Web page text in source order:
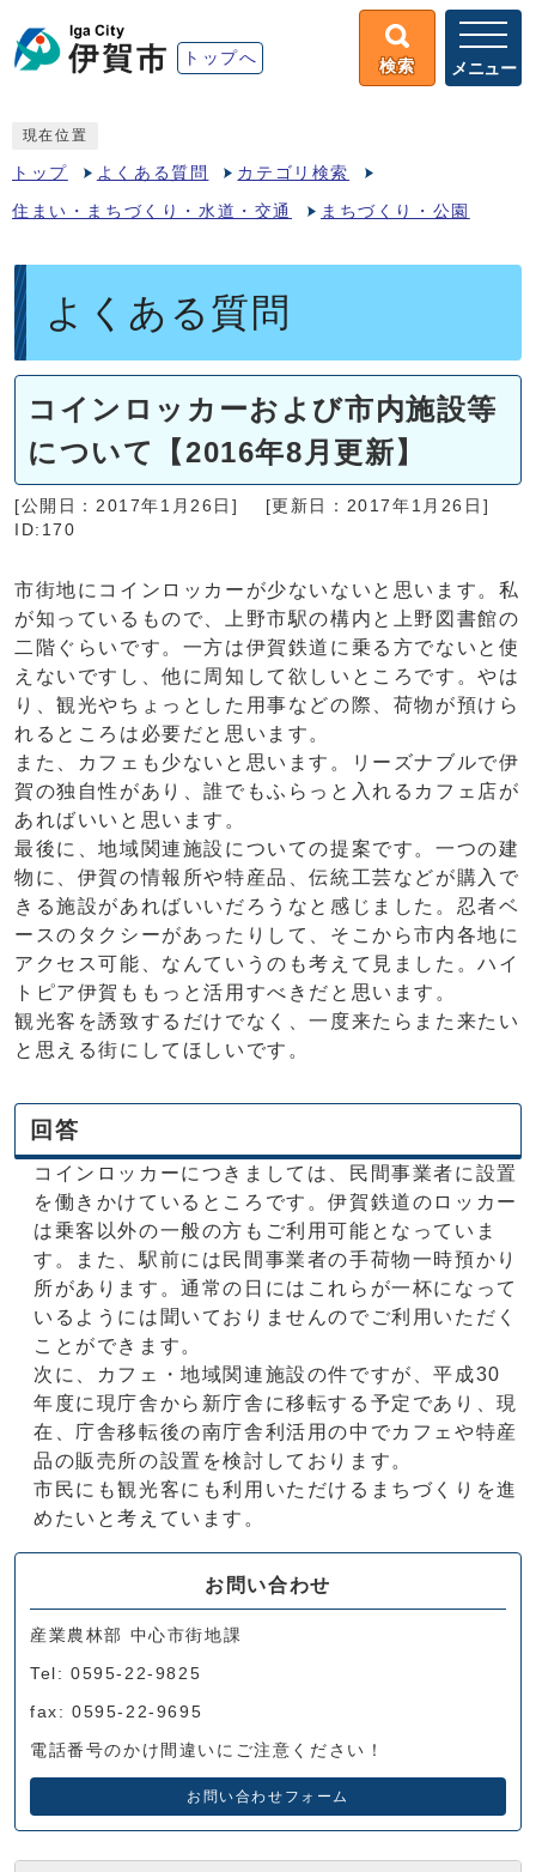
トップへ 検索 メニュー
現在位置
トップ よくある質問 カテゴリ検索
住まい・まちづくり・水道・交通 まちづくり・公園
よくある質問
コインロッカーおよび市内施設等
について【2016年8月更新】
[公開日：2017年1月26日]
[更新日：2017年1月26日]
ID:170
市街地にコインロッカーが少ないないと思います。私
が知っているもので、上野市駅の構内と上野図書館の
二階ぐらいです。一方は伊賀鉄道に乗る方でないと使
えないですし、他に周知して欲しいところです。やは
り、観光やちょっとした用事などの際、荷物が預けら
れるところは必要だと思います。
また、カフェも少ないと思います。リーズナブルで伊
賀の独自性があり、誰でもふらっと入れるカフェ店が
あればいいと思います。
最後に、地域関連施設についての提案です。一つの建
物に、伊賀の情報所や特産品、伝統工芸などが購入で
きる施設があればいいだろうなと感じました。忍者ベ
ースのタクシーがあったりして、そこから市内各地に
アクセス可能、なんていうのも考えて見ました。ハイ
トピア伊賀ももっと活用すべきだと思います。
観光客を誘致するだけでなく、一度来たらまた来たい
と思える街にしてほしいです。
回答
コインロッカーにつきましては、民間事業者に設置
を働きかけているところです。伊賀鉄道のロッカー
は乗客以外の一般の方もご利用可能となっていま
す。また、駅前には民間事業者の手荷物一時預かり
所があります。通常の日にはこれらが一杯になって
いるようには聞いておりませんのでご利用いただく
ことができます。
次に、カフェ・地域関連施設の件ですが、平成30
年度に現庁舎から新庁舎に移転する予定であり、現
在、庁舎移転後の南庁舎利活用の中でカフェや特産
品の販売所の設置を検討しております。
市民にも観光客にも利用いただけるまちづくりを進
めたいと考えています。
お問い合わせ
産業農林部 中心市街地課
Tel: 0595-22-9825
fax: 0595-22-9695
電話番号のかけ間違いにご注意ください！
お問い合わせフォーム